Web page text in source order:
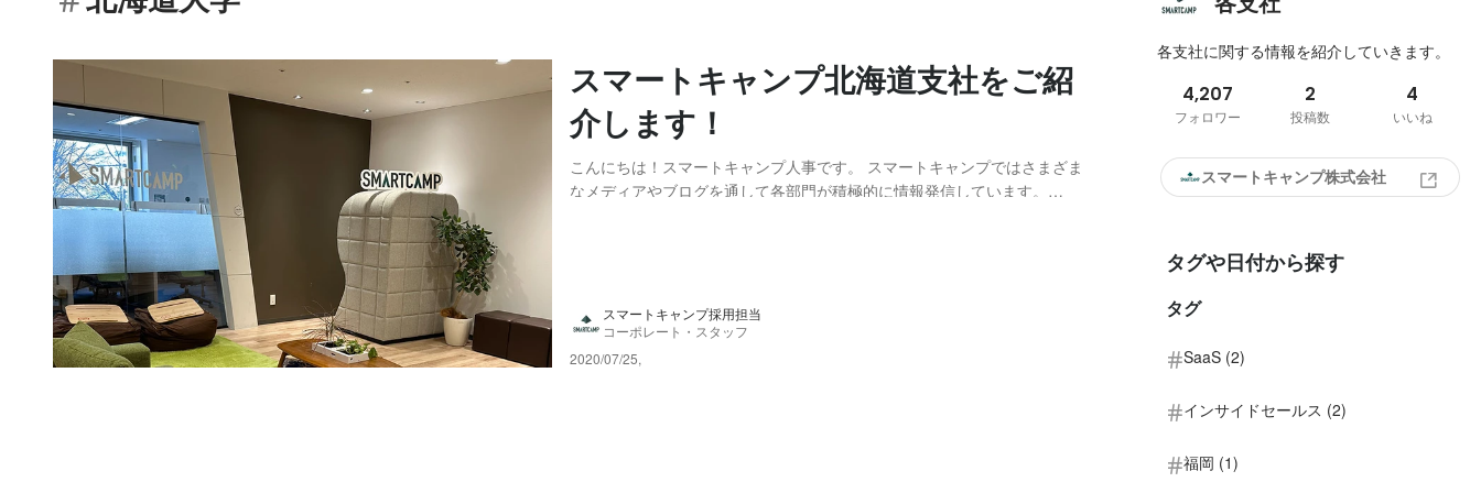
スマートキャンプ北海道支社をご紹
介します！
こんにちは！スマートキャンプ人事です。 スマートキャンプではさまざま
なメディアやブログを通して各部門が積極的に情報発信しています。
スマートキャンプ採用担当
コーポレート・スタッフ
2020/07/25,
各支社に関する情報を紹介していきます。
4,207
フォロワー
2
投稿数
4
いいね
スマートキャンプ株式会社
タグや日付から探す
タグ
SaaS (2)
インサイドセールス (2)
福岡 (1)